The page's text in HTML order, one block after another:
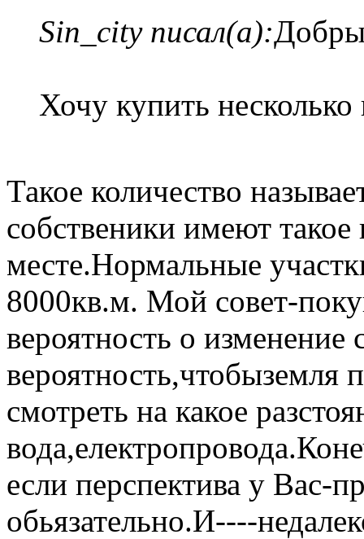
Sin_city писал(а):
Хочу купить несколько
Такое количество
собственики имеют
месте.Нормальные
8000кв.м. Мой совет-
вероятность о изменение
вероятность,чтобыземля
смотреть на какое
если перспектива у Вас-
обьязательно.И----